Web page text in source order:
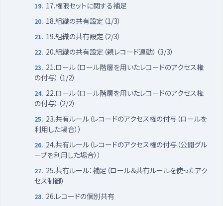
17.権限セットに関する補足
18.組織の共有設定（1/3）
19.組織の共有設定（2/3）
20.組織の共有設定（親レコード連動）（3/3）
21.ロール（ロール階層を用いたレコードのアクセス権
の付与）（1/2）
22.ロール（ロール階層を用いたレコードのアクセス権
の付与）（2/2）
23.共有ルール（レコードのアクセス権の付与（ロールを
利用した場合））
24.共有ルール（レコードのアクセス権の付与（公開グル
ープを利用した場合））
25.共有ルール：補足（ロール＆共有ルールを使ったアク
セス制御）
26.レコードの個別共有